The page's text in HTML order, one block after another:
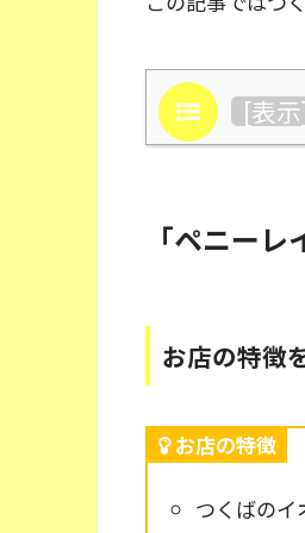
目次 [表示
「ペニー
お店の特徴
お店の特徴
つくばのイ